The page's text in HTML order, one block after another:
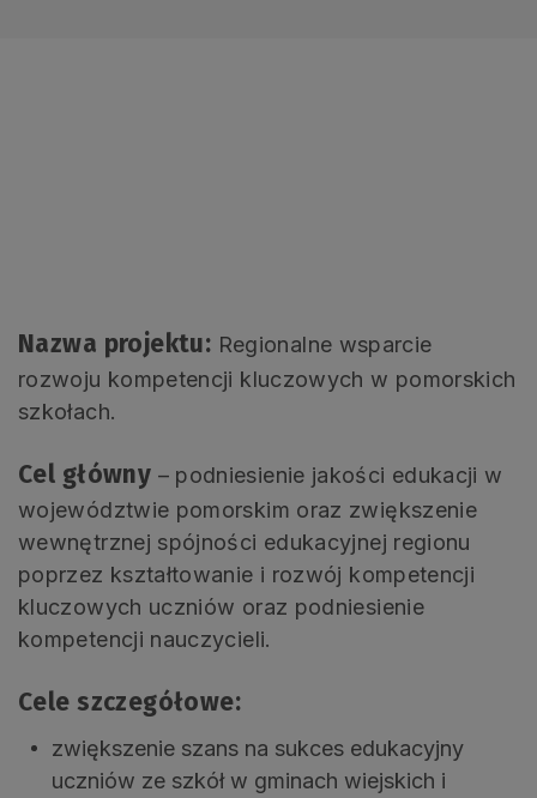
Nazwa projektu: Regionalne wsparcie
rozwoju kompetencji kluczowych w pomorskich
szkołach.
Cel główny – podniesienie jakości edukacji w
województwie pomorskim oraz zwiększenie
wewnętrznej spójności edukacyjnej regionu
poprzez kształtowanie i rozwój kompetencji
kluczowych uczniów oraz podniesienie
kompetencji nauczycieli.
Cele szczegółowe:
zwiększenie szans na sukces edukacyjny
uczniów ze szkół w gminach wiejskich i